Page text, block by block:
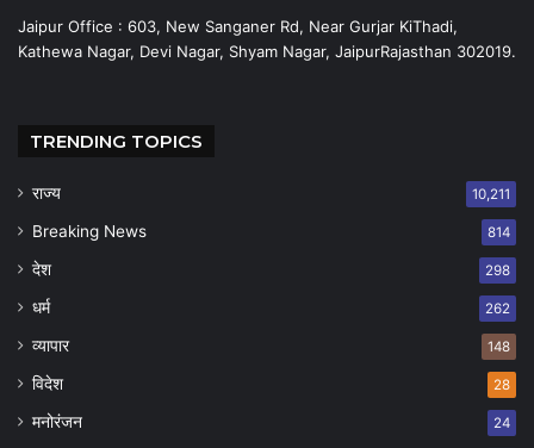
Jaipur Office : 603, New Sanganer Rd, Near Gurjar KiThadi,
Kathewa Nagar, Devi Nagar, Shyam Nagar, JaipurRajasthan 302019.
TRENDING TOPICS
राज्य 10,211
Breaking News 814
देश 298
धर्म 262
व्यापार 148
विदेश 28
मनोरंजन 24